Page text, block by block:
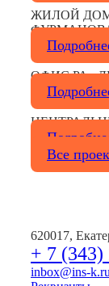
ЖИЛОЙ ДОМ
ОФИС РА
Все
620017,
+ 7 (343)
inbox@ins-k.ru